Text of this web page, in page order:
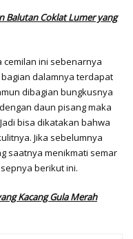
Balutan Coklat Lumer yang
cemilan ini sebenarnya
dalamnya terdapat
dibagian bungkusnya
daun pisang maka
bisa dikatakan bahwa
Jika sebelumnya
saatnya menikmati semar
berikut ini.
Kacang Gula Merah